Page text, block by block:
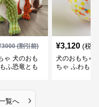
3000(割引前)
ゃ 犬のおも
ふ恐竜とも
¥3,120 (税
犬のおもちゃ
ちゃ ふわもこ
覧へ ›